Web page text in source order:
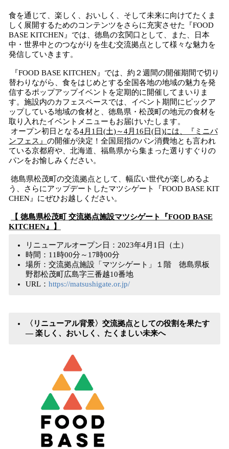
食を通じて、楽しく、おいしく、そして未来に向けてたくま
しく展開するためのコンテンツをさらに充実させた『FOOD
BASE KITCHEN』では、徳島の玄関口として、また、日本
中・世界中とのつながりを生む交流拠点として様々な魅力を
発信していきます。
『FOOD BASE KITCHEN』では、約２週間の開催期間で切り
替わりながら、食をはじめとする全国各地の地域の魅力を発
信するポップアップイベントを定期的に開催してまいりま
す。施設内のカフェスペースでは、イベント期間にピックア
ップしている地域の食材と、徳島県・松茂町の地元の食材を
取り入れたイベントメニューもお届けいたします。
オープン初日となる4月1日(土)～4月16日(日)には、『ミニパ
ンフェス』 の開催が決定！全国屈指のパン消費地とも言われ
ている京都府や、北海道、福島県から集まった選りすぐりの
パンをお愉しみください。
徳島県松茂町の交流拠点として、幅広い世代が楽しめるよ
う、さらにアップデートしたマツシゲート『FOOD BASE KIT
CHEN』にぜひお越しください。
【 徳島県松茂町 交流拠点施設マツシゲート『FOOD BASE
KITCHEN』】
リニューアルオープン日：2023年4月1日（土）
時間：11時00分～17時00分
場所：交流拠点施設「マツシゲート」１階 徳島県板
野郡松茂町広島字三番越10番地
URL： https://matsushigate.or.jp/
〈リニューアル背景〉交流拠点としての役割を果たす
― 楽しく、おいしく、たくましい未来へ